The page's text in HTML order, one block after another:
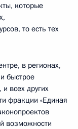
которые
то есть тех
в регионах,
быстрое
всех других
фракции «Единая
возможности